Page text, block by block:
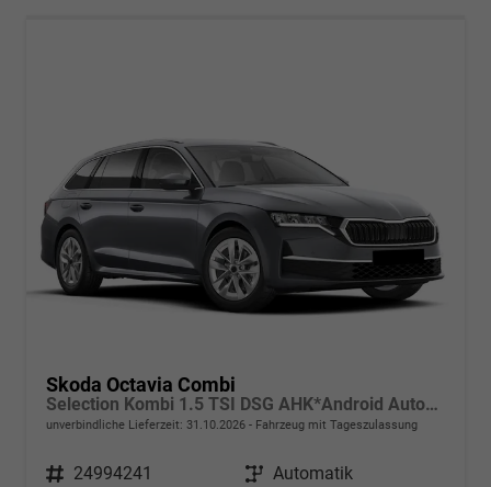
Skoda Octavia Combi
Selection Kombi 1.5 TSI DSG AHK*Android Auto*ACC*SHZ*E-Heck*Keyless*Kamera*2Z Klimaauto
unverbindliche Lieferzeit: 31.10.2026 Fahrzeug mit Tageszulassung
Fahrzeugnr. 24994241 Getriebe Automatik